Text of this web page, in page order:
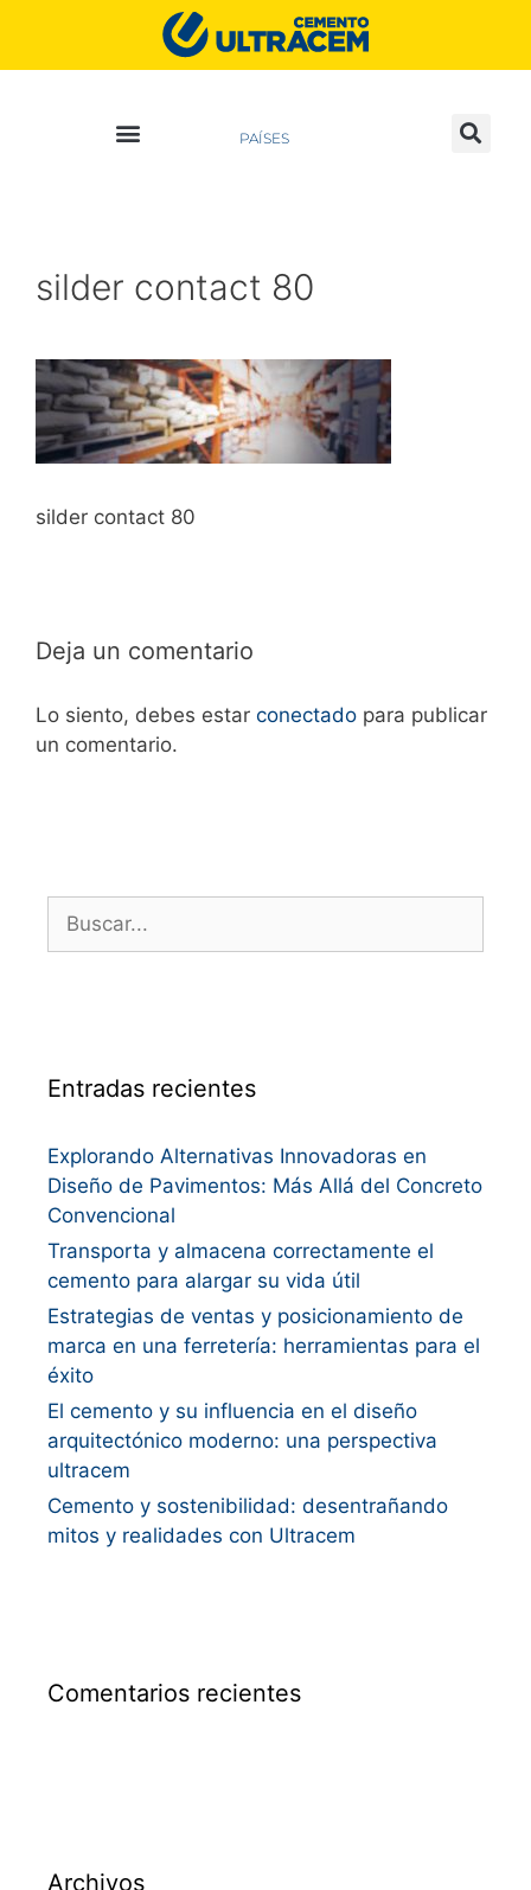
PAÍSES
silder contact 80
silder contact 80
Deja un comentario
Lo siento, debes estar conectado para publicar
un comentario.
Entradas recientes
Explorando Alternativas Innovadoras en
Diseño de Pavimentos: Más Allá del Concreto
Convencional
Transporta y almacena correctamente el
cemento para alargar su vida útil
Estrategias de ventas y posicionamiento de
marca en una ferretería: herramientas para el
éxito
El cemento y su influencia en el diseño
arquitectónico moderno: una perspectiva
ultracem
Cemento y sostenibilidad: desentrañando
mitos y realidades con Ultracem
Comentarios recientes
Archivos